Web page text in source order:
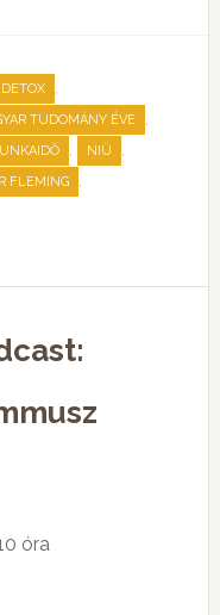
,
TUDOMÁNY ÉVE ,
, NIÜ ,
FLEMING ,
óra